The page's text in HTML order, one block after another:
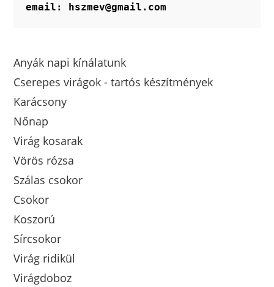
email: hszmev@gmail.com
Anyák napi kínálatunk
Cserepes virágok - tartós készítmények
Karácsony
Nőnap
Virág kosarak
Vörös rózsa
Szálas csokor
Csokor
Koszorú
Sírcsokor
Virág ridikül
Virágdoboz